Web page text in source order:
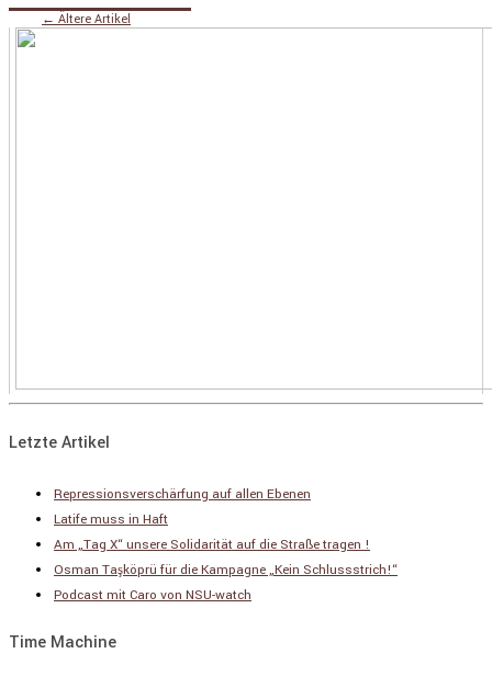
← Ältere Artikel
Letzte Artikel
Repressionsverschärfung auf allen Ebenen
Latife muss in Haft
Am „Tag X“ unsere Solidarität auf die Straße tragen !
Osman Taşköprü für die Kampagne „Kein Schlussstrich!“
Podcast mit Caro von NSU-watch
Time Machine